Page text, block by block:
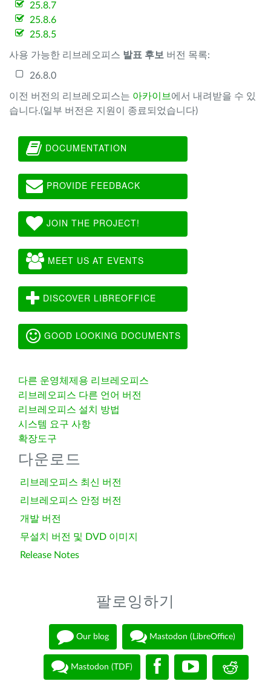
25.8.7
25.8.6
25.8.5
사용 가능한 리브레오피스 발표 후보 버전 목록:
26.8.0
이전 버전의 리브레오피스는 아카이브 에서 내려받을 수 있
습니다.(일부 버전은 지원이 종료되었습니다)
DOCUMENTATION
PROVIDE FEEDBACK
JOIN THE PROJECT!
MEET US AT EVENTS
DISCOVER LIBREOFFICE
GOOD LOOKING DOCUMENTS
다른 운영체제용 리브레오피스
리브레오피스 다른 언어 버전
리브레오피스 설치 방법
시스템 요구 사항
확장도구
다운로드
리브레오피스 최신 버전
리브레오피스 안정 버전
개발 버전
무설치 버전 및 DVD 이미지
Release Notes
팔로잉하기
Our blog Mastodon (LibreOffice)
Mastodon (TDF)